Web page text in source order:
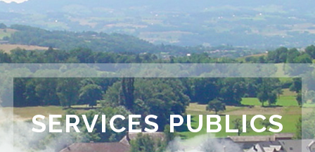
SERVICES PUBLICS